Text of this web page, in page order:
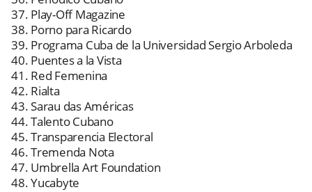
Play-Off Magazine
Porno para Ricardo
Programa Cuba de la Universidad Sergio Arboleda
Puentes a la Vista
Red Femenina
Rialta
Sarau das Américas
Talento Cubano
Transparencia Electoral
Tremenda Nota
Umbrella Art Foundation
Yucabyte